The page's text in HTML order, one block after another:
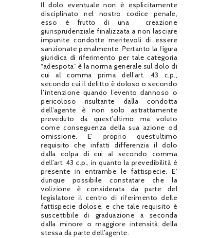
Il dolo eventuale non è esplicitamente
disciplinato nel nostro codice penale,
esso è frutto di una creazione
giurisprudenziale finalizzata a non lasciare
impunite condotte meritevoli di essere
sanzionate penalmente. Pertanto la figura
giuridica di riferimento per tale categoria
“adespota” è la norma generale sul dolo di
cui al comma prima dell’art. 43 c.p.,
secondo cui il delitto è doloso o secondo
l’intenzione quando l’evento dannoso o
pericoloso risultante dalla condotta
dell’agente è non solo astrattamente
preveduto da quest’ultimo ma voluto
come conseguenza della sua azione od
omissione. E’ proprio quest’ultimo
requisito che infatti differenzia il dolo
dalla colpa di cui al secondo comma
dell’art. 43 c.p., in quanto la prevedibilità è
presente in entrambe le fattispecie. E’
dunque possibile constatare che la
volizione è considerata da parte del
legislatore il centro di riferimento delle
fattispecie dolose, e che tale requisito è
suscettibile di graduazione a seconda
dalla minore o maggiore intensità della
stessa da parte dell’agente.